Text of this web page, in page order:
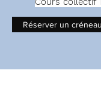
Réserver un créneau